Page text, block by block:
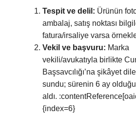
Tespit ve delil: Ürünün
ambalaj, satış noktası
fatura/irsaliye varsa
Vekil ve başvuru: Marka
vekili/avukatıyla birlikte
Başsavcılığı’na şikâyet
sundu; sürenin 6 ay
aldı.
{index=6}